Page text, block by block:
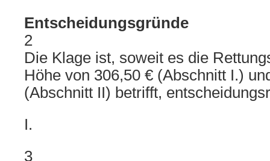
Entscheidungsgründe
2
Die Klage ist, soweit es die
Höhe von 306,50 € (Abschnitt I.)
(Abschnitt II) betrifft,
I.
3